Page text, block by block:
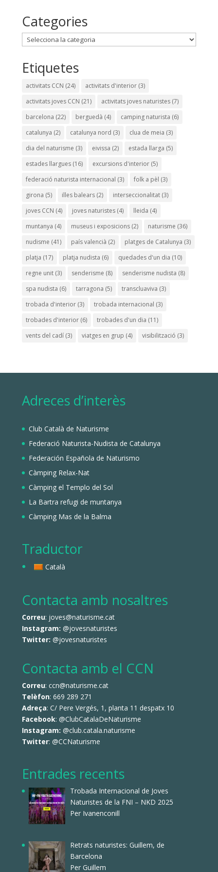
Categories
Categories
Etiquetes
activitats CCN (24) activitats d'interior(3)
activitats joves CCN (21) activitats joves naturistes(7)
barcelona (22) berguedà (4) camping naturista (6)
catalunya (2) catalunya nord (3) clua de meia (3)
dia del naturisme (3) eivissa (2) estada llarga (5)
estades llargues(16) excursions d'interior(5)
federació naturista internacional (3) folk a pèl (3)
girona (5) illes balears(2) interseccionalitat(3)
joves CCN (4) joves naturistes(4) lleida (4)
muntanya (4) museus i exposicions(2) naturisme (36)
nudisme (41) país valencià (2) platges de Catalunya (3)
platja (17) platja nudista (6) quedades d'un dia (10)
regne unit(3) senderisme (8) senderisme nudista (8)
spa nudista (6) tarragona (5) transcluaviva (3)
trobada d'interior(3) trobada internacional (3)
trobades d'interior(6) trobades d'un dia (11)
vents del cadí(3) viatges en grup (4) visibilització (3)
Adreces d’interès
Club Català de Naturisme
Federació Naturista-Nudista de Catalunya
Federación Española de Naturismo
Càmping Relax-Nat
Càmping el Templo del Sol
La Bartra refugi de muntanya
Càmping Mas de la Balma
Traductor
Català
Contacta amb nosaltres
Correu: joves@naturisme.cat
Instagram: @jovesnaturistes
Twitter: @jovesnaturistes
Contacta amb el CCN
Correu: ccn@naturisme.cat
Telèfon: 669 289 271
Adreça: C/ Pere Vergés, 1, planta 11 despatx 10
Facebook: @ClubCatalaDeNaturisme
Instagram: @club.catala.naturisme
Twitter: @CCNaturisme
Entrades recents
Trobada Internacional de Joves
Naturistes de la FNI – NKD 2025
Per Ivanenconill
Retrats naturistes: Guillem, de
Barcelona
Per Guillem